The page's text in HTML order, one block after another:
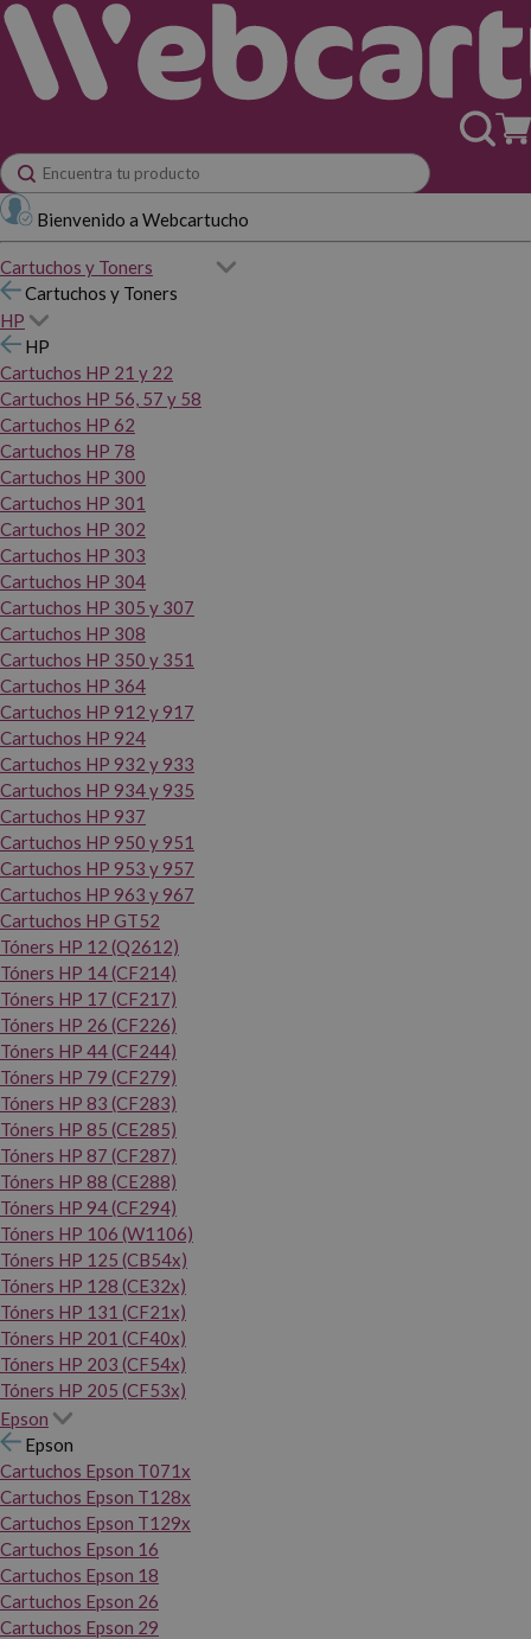
Bienvenido a Webcartucho
Cartuchos y Toners
Cartuchos y Toners
HP
HP
Cartuchos HP 21 y 22
Cartuchos HP 56, 57 y 58
Cartuchos HP 62
Cartuchos HP 78
Cartuchos HP 300
Cartuchos HP 301
Cartuchos HP 302
Cartuchos HP 303
Cartuchos HP 304
Cartuchos HP 305 y 307
Cartuchos HP 308
Cartuchos HP 350 y 351
Cartuchos HP 364
Cartuchos HP 912 y 917
Cartuchos HP 924
Cartuchos HP 932 y 933
Cartuchos HP 934 y 935
Cartuchos HP 937
Cartuchos HP 950 y 951
Cartuchos HP 953 y 957
Cartuchos HP 963 y 967
Cartuchos HP GT52
Tóners HP 12 (Q2612)
Tóners HP 14 (CF214)
Tóners HP 17 (CF217)
Tóners HP 26 (CF226)
Tóners HP 44 (CF244)
Tóners HP 79 (CF279)
Tóners HP 83 (CF283)
Tóners HP 85 (CE285)
Tóners HP 87 (CF287)
Tóners HP 88 (CE288)
Tóners HP 94 (CF294)
Tóners HP 106 (W1106)
Tóners HP 125 (CB54x)
Tóners HP 128 (CE32x)
Tóners HP 131 (CF21x)
Tóners HP 201 (CF40x)
Tóners HP 203 (CF54x)
Tóners HP 205 (CF53x)
Epson
Epson
Cartuchos Epson T071x
Cartuchos Epson T128x
Cartuchos Epson T129x
Cartuchos Epson 16
Cartuchos Epson 18
Cartuchos Epson 26
Cartuchos Epson 29